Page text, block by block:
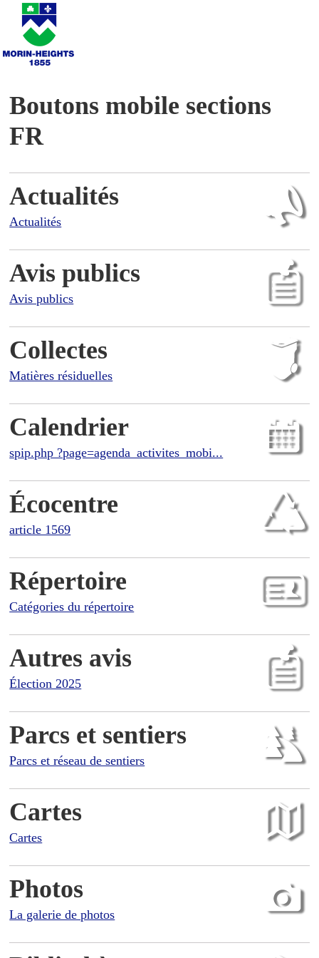
Boutons mobile sections
FR
Actualités
Actualités
Avis publics
Avis publics
Collectes
Matières résiduelles
Calendrier
spip.php ?page=agenda_activites_mobi...
Écocentre
article 1569
Répertoire
Catégories du répertoire
Autres avis
Élection 2025
Parcs et sentiers
Parcs et réseau de sentiers
Cartes
Cartes
Photos
La galerie de photos